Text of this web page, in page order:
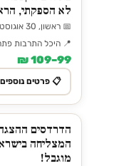
לא הספקתי,
📅 ראשון, 30 אוגוסט ⏰ 17:30
📍 היכל התרבות
99–109 ₪
📋 פרטים נוספים
המצליחה
מוגבל!